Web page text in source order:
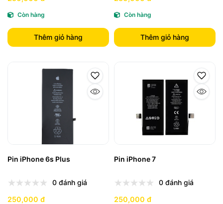
Còn hàng
Thêm giỏ hàng
Còn hàng
Thêm giỏ hàng
Pin iPhone 6s Plus
0 đánh giá
250,000 đ
Pin iPhone 7
0 đánh giá
250,000 đ